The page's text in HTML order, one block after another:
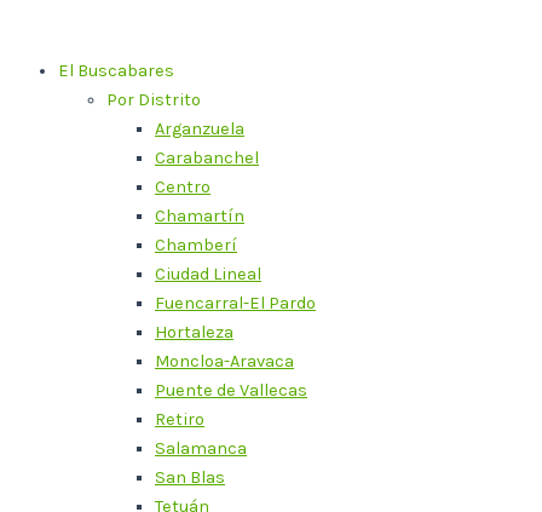
contenidoEl Buscabares
Por Distrito
Arganzuela
Carabanchel
Centro
Chamartín
Chamberí
Ciudad Lineal
Fuencarral-El Pardo
Hortaleza
Moncloa-Aravaca
Puente de Vallecas
Retiro
Salamanca
San Blas
Tetuán